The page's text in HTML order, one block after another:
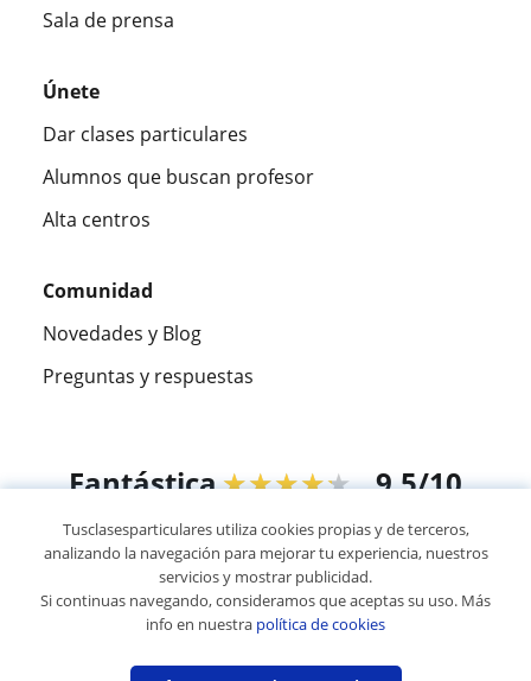
Sala de prensa
Únete
Dar clases particulares
Alumnos que buscan profesor
Alta centros
Comunidad
Novedades y Blog
Preguntas y respuestas
Fantástica★★★★★ 9,5/10
305915opiniones de alumnos
© 2007 - 2026 Tus clases particulares
Mapa web:Profesores particulares
Tusclasesparticulares utiliza cookies propias y de terceros,
analizando la navegación para mejorar tu experiencia, nuestros
servicios y mostrar publicidad.
Si continuas navegando, consideramos que aceptas su uso. Más
info en nuestra política de cookies